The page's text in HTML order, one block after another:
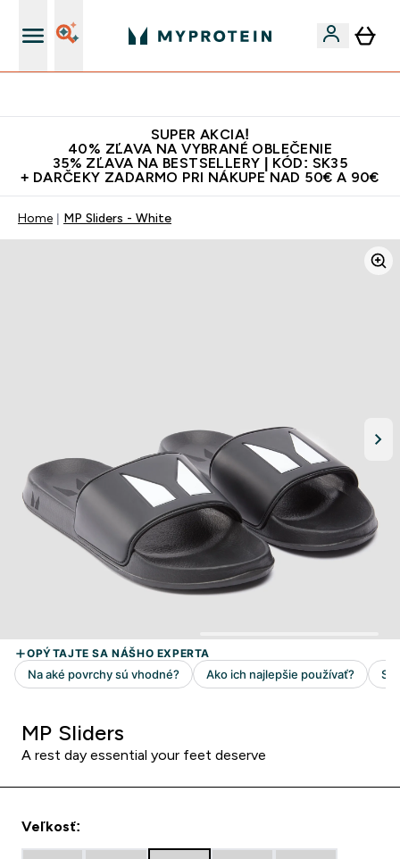
SUPER AKCIA!
40% ZĽAVA NA VYBRANÉ OBLEČENIE
35% ZĽAVA NA BESTSELLERY | KÓD: SK35
+ DARČEKY ZADARMO PRI NÁKUPE NAD 50€ A 90€
Home MP Sliders - White
MP Sliders
A rest day essential your feet deserve
Veľkosť: